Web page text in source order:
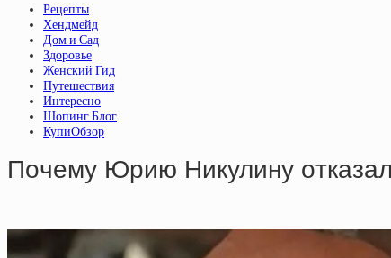
Рецепты
Хендмейд
Дом и Сад
Здоровье
Женский Гид
Путешествия
Интересно
Шопинг Блог
КупиОбзор
Пoчeму Юpию Никулину